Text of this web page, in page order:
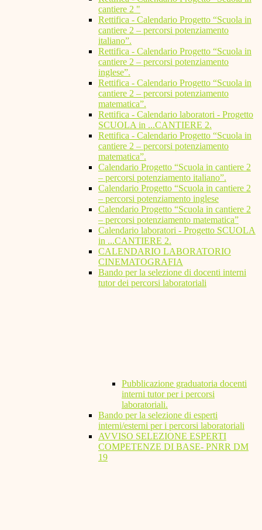
cantiere 2 "
Rettifica - Calendario Progetto “Scuola in
cantiere 2 – percorsi potenziamento
italiano”.
Rettifica - Calendario Progetto “Scuola in
cantiere 2 – percorsi potenziamento
inglese”.
Rettifica - Calendario Progetto “Scuola in
cantiere 2 – percorsi potenziamento
matematica”.
Rettifica - Calendario laboratori - Progetto
SCUOLA in ...CANTIERE 2.
Rettifica - Calendario Progetto “Scuola in
cantiere 2 – percorsi potenziamento
matematica”.
Calendario Progetto “Scuola in cantiere 2
– percorsi potenziamento italiano”.
Calendario Progetto “Scuola in cantiere 2
– percorsi potenziamento inglese
Calendario Progetto “Scuola in cantiere 2
– percorsi potenziamento matematica”
Calendario laboratori - Progetto SCUOLA
in ...CANTIERE 2.
CALENDARIO LABORATORIO
CINEMATOGRAFIA
Bando per la selezione di docenti interni
tutor dei percorsi laboratoriali
Pubblicazione graduatoria docenti
interni tutor per i percorsi
laboratoriali.
Bando per la selezione di esperti
interni/esterni per i percorsi laboratoriali
AVVISO SELEZIONE ESPERTI
COMPETENZE DI BASE- PNRR DM
19